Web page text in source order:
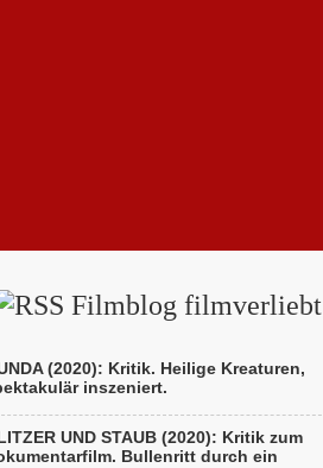
Filmblog filmverliebt
(2020): Kritik. Heilige Kreaturen,
inszeniert.
UND STAUB (2020): Kritik zum
Bullenritt durch ein